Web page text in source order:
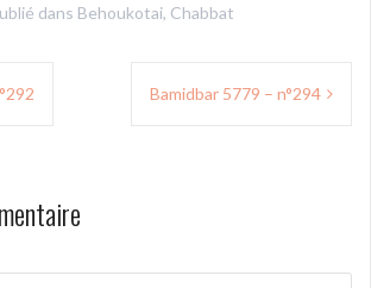
dans Behoukotai, Chabbat
Bamidbar 5779 – n°294